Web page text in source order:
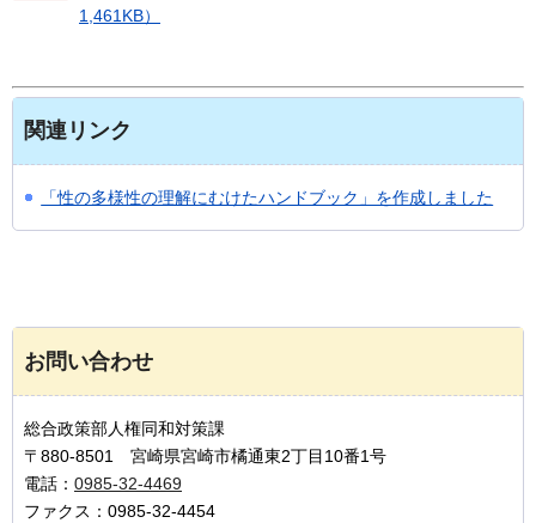
1,461KB）
関連リンク
「性の多様性の理解にむけたハンドブック」を作成しました
お問い合わせ
総合政策部人権同和対策課
〒880-8501 宮崎県宮崎市橘通東2丁目10番1号
電話： 0985-32-4469
ファクス：0985-32-4454